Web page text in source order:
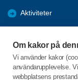
Om kakor på
Vi använder kakor
användarupplevelse.
webbplatsens
Aktiviteter
Årsmöte 2026